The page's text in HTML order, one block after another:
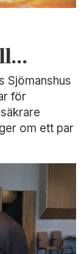
Sjömanshus
för
om ett par